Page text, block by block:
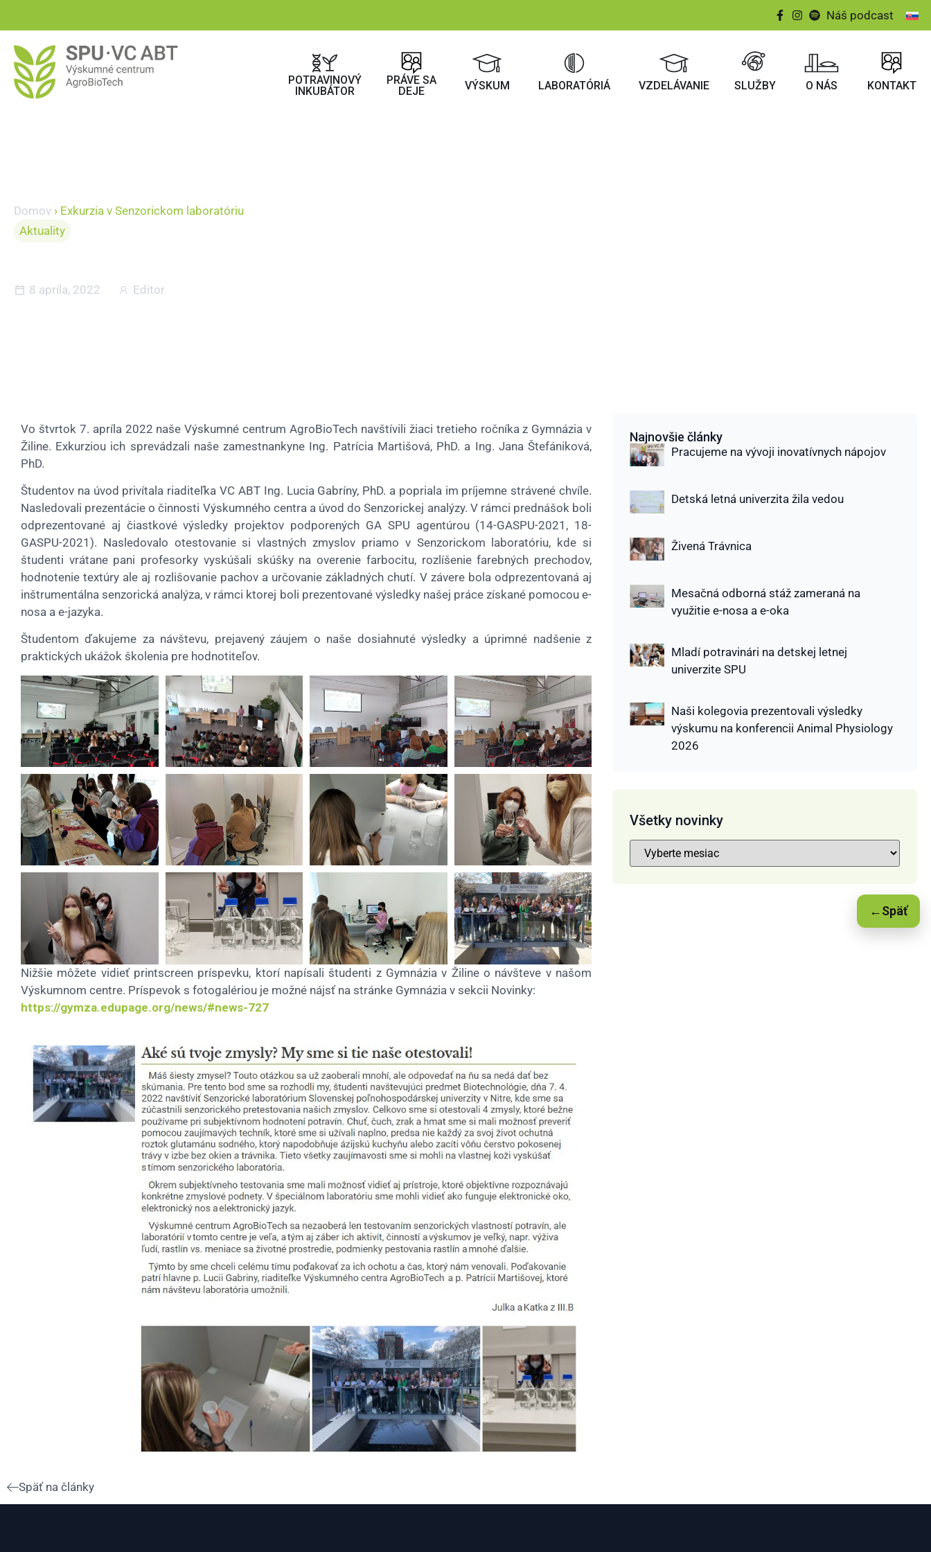
Náš podcast
POTRAVINOVÝ
INKUBÁTOR
PRÁVE SA
DEJE
VÝSKUM LABORATÓRIÁ VZDELÁVANIE SLUŽBY O NÁS KONTAKT
Domov › Exkurzia v Senzorickom laboratóriu
Aktuality
8 apríla, 2022 Editor
Vo štvrtok 7. apríla 2022 naše Výskumné centrum AgroBioTech navštívili žiaci tretieho ročníka z Gymnázia v
Žiline. Exkurziou ich sprevádzali naše zamestnankyne Ing. Patrícia Martišová, PhD. a Ing. Jana Štefániková,
PhD.
Študentov na úvod privítala riaditeľka VC ABT Ing. Lucia Gabríny, PhD. a popriala im príjemne strávené chvíle.
Nasledovali prezentácie o činnosti Výskumného centra a úvod do Senzorickej analýzy. V rámci prednášok boli
odprezentované aj čiastkové výsledky projektov podporených GA SPU agentúrou (14-GASPU-2021, 18-
GASPU-2021). Nasledovalo otestovanie si vlastných zmyslov priamo v Senzorickom laboratóriu, kde si
študenti vrátane pani profesorky vyskúšali skúšky na overenie farbocitu, rozlíšenie farebných prechodov,
hodnotenie textúry ale aj rozlišovanie pachov a určovanie základných chutí. V závere bola odprezentovaná aj
inštrumentálna senzorická analýza, v rámci ktorej boli prezentované výsledky našej práce získané pomocou e-
nosa a e-jazyka.
Študentom ďakujeme za návštevu, prejavený záujem o naše dosiahnuté výsledky a úprimné nadšenie z
praktických ukážok školenia pre hodnotiteľov.
Nižšie môžete vidieť printscreen príspevku, ktorí napísali študenti z Gymnázia v Žiline o návšteve v našom
Výskumnom centre. Príspevok s fotogalériou je možné nájsť na stránke Gymnázia v sekcii Novinky:
https://gymza.edupage.org/news/#news-727
Najnovšie články
Pracujeme na vývoji inovatívnych nápojov
Detská letná univerzita žila vedou
Živená Trávnica
Mesačná odborná stáž zameraná na
využitie e-nosa a e-oka
Mladí potravinári na detskej letnej
univerzite SPU
Naši kolegovia prezentovali výsledky
výskumu na konferencii Animal Physiology
2026
Všetky novinky
Späť na články
←Späť